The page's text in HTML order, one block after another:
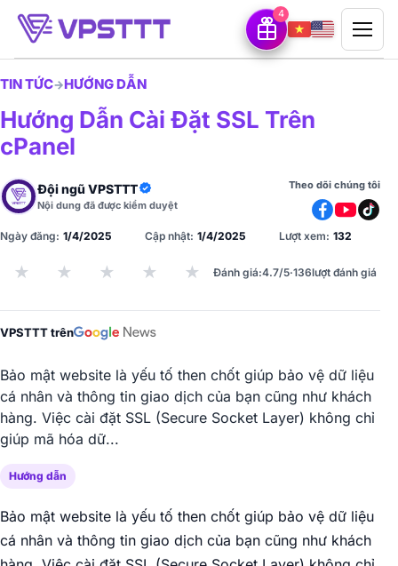
4
TIN TỨC→HƯỚNG DẪN
Hướng Dẫn Cài Đặt SSL Trên
cPanel
Đội ngũ VPSTTT
Nội dung đã được kiểm duyệt
Theo dõi chúng tôi
Ngày đăng: 1/4/2025 Cập nhật: 1/4/2025 Lượt xem: 132
★ ★ ★ ★ ★ Đánh giá:4.7/5·136lượt đánh giá
VPSTTT trên
Bảo mật website là yếu tố then chốt giúp bảo vệ dữ liệu
cá nhân và thông tin giao dịch của bạn cũng như khách
hàng. Việc cài đặt SSL (Secure Socket Layer) không chỉ
giúp mã hóa dữ...
Hướng dẫn
Bảo mật website là yếu tố then chốt giúp bảo vệ dữ liệu
cá nhân và thông tin giao dịch của bạn cũng như khách